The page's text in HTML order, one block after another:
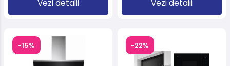
Vezi detalii Vezi detalii
-15% -22%